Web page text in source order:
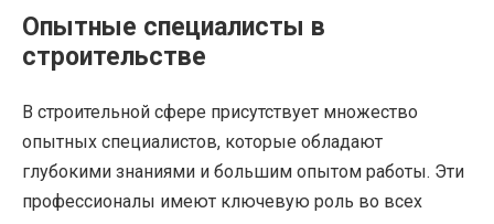
Опытные специалисты в
строительстве
В строительной сфере присутствует множество
опытных специалистов, которые обладают
глубокими знаниями и большим опытом работы. Эти
профессионалы имеют ключевую роль во всех